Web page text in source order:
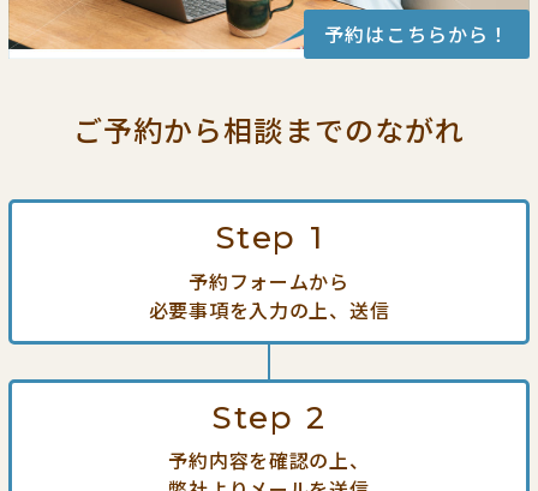
予約はこちらから！
ご予約から相談までのながれ
Step 1
予約フォームから
必要事項を入力の上、送信
Step 2
予約内容を確認の上、